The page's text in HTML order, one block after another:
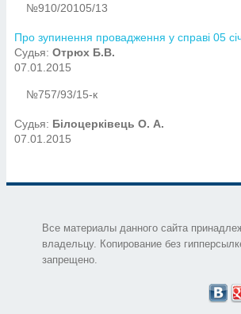
№910/20105/13
Про зупинення провадження у справі 05
Судья: Отрюх Б.В.
07.01.2015
№757/93/15-к
Судья: Білоцерківець О. А.
07.01.2015
Все материалы данного сайта
владельцу. Копирование без
запрещено.